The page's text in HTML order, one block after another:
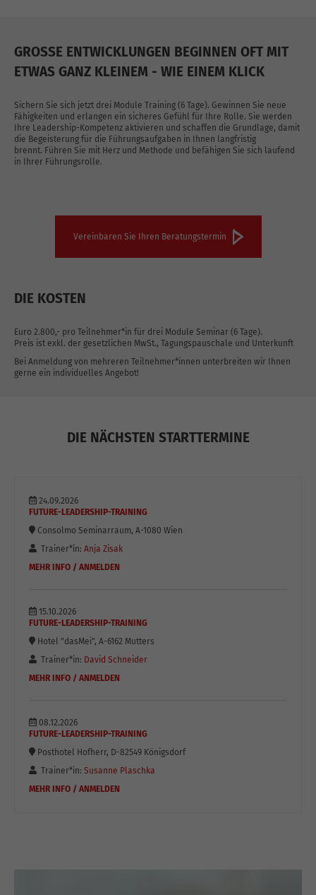
GROSSE ENTWICKLUNGEN BEGINNEN OFT MIT E
TWAS GANZ KLEINEM - WIE EINEM KLICK
Sichern Sie sich jetzt drei Module Training (6 Tage). Gewinnen Sie neue
Fähigkeiten und erlangen ein sicheres Gefühl für Ihre Rolle. Sie werden
Ihre Leadership-Kompetenz aktivieren und schaffen die Grundlage, damit
die Begeisterung für die Führungsaufgaben in Ihnen langfristig
brennt. Führen Sie mit Herz und Methode und befähigen Sie sich laufend
in Ihrer Führungsrolle.
Vereinbaren Sie Ihren Beratungstermin
DIE KOSTEN
Euro 2.800,- pro Teilnehmer*in für drei Module Seminar (6 Tage).
Preis ist exkl. der gesetzlichen MwSt., Tagungspauschale und Unterkunft
Bei Anmeldung von mehreren Teilnehmer*innen unterbreiten wir Ihnen
gerne ein individuelles Angebot!
DIE NÄCHSTEN STARTTERMINE
24.09.2026
FUTURE-LEADERSHIP-TRAINING
Consolmo Seminarraum, A-1080 Wien
Trainer*in: Anja Zisak
MEHR INFO / ANMELDEN
15.10.2026
FUTURE-LEADERSHIP-TRAINING
Hotel "dasMei", A-6162 Mutters
Trainer*in: David Schneider
MEHR INFO / ANMELDEN
08.12.2026
FUTURE-LEADERSHIP-TRAINING
Posthotel Hofherr, D-82549 Königsdorf
Trainer*in: Susanne Plaschka
MEHR INFO / ANMELDEN